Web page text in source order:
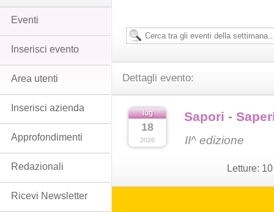
Dettagli evento:
lug
18
2026
Sapori -
II^ edizione
Letture: 10
Eventi
Inserisci evento
Area utenti
Inserisci azienda
Approfondimenti
Redazionali
Ricevi Newsletter